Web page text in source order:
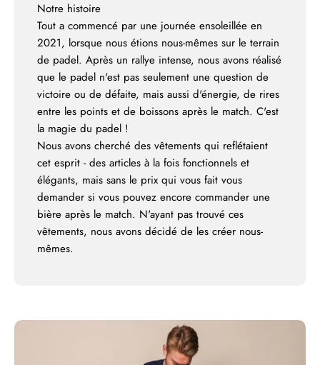
Notre histoire
Tout a commencé par une journée ensoleillée en
2021, lorsque nous étions nous-mêmes sur le terrain
de padel. Après un rallye intense, nous avons réalisé
que le padel n'est pas seulement une question de
victoire ou de défaite, mais aussi d'énergie, de rires
entre les points et de boissons après le match. C'est
la magie du padel !
Nous avons cherché des vêtements qui reflétaient
cet esprit - des articles à la fois fonctionnels et
élégants, mais sans le prix qui vous fait vous
demander si vous pouvez encore commander une
bière après le match. N'ayant pas trouvé ces
vêtements, nous avons décidé de les créer nous-
mêmes.